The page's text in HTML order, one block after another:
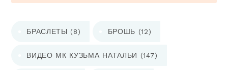
БРАСЛЕТЫ (8) БРОШЬ (12)
ВИДЕО МК КУЗЬМА НАТАЛЬИ (147)